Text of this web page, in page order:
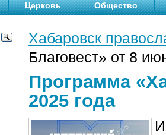
Церковь Общество
Хабаровск
Благовест» от 8
Программа
2025 года